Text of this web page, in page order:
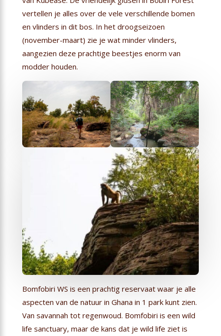
vertellen je alles over de vele verschillende bomen
en vlinders in dit bos. In het droogseizoen
(november-maart) zie je wat minder vlinders,
aangezien deze prachtige beestjes enorm van
modder houden.
Bomfobiri WS is een prachtig reservaat waar je alle
aspecten van de natuur in Ghana in 1 park kunt zien.
Van savannah tot regenwoud. Bomfobiri is een wild
life sanctuary, maar de kans dat je wild life ziet is